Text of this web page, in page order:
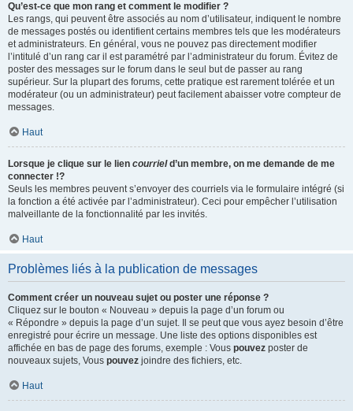
Qu’est-ce que mon rang et comment le modifier ?
Les rangs, qui peuvent être associés au nom d’utilisateur, indiquent le nombre
de messages postés ou identifient certains membres tels que les modérateurs
et administrateurs. En général, vous ne pouvez pas directement modifier
l’intitulé d’un rang car il est paramétré par l’administrateur du forum. Évitez de
poster des messages sur le forum dans le seul but de passer au rang
supérieur. Sur la plupart des forums, cette pratique est rarement tolérée et un
modérateur (ou un administrateur) peut facilement abaisser votre compteur de
messages.
Haut
Lorsque je clique sur le lien courrield’un membre, on me demande de me
connecter !?
Seuls les membres peuvent s’envoyer des courriels via le formulaire intégré (si
la fonction a été activée par l’administrateur). Ceci pour empêcher l’utilisation
malveillante de la fonctionnalité par les invités.
Haut
Problèmes liés à la publication de messages
Comment créer un nouveau sujet ou poster une réponse ?
Cliquez sur le bouton « Nouveau » depuis la page d’un forum ou
« Répondre » depuis la page d’un sujet. Il se peut que vous ayez besoin d’être
enregistré pour écrire un message. Une liste des options disponibles est
affichée en bas de page des forums, exemple : Vous pouvez poster de
nouveaux sujets, Vous pouvez joindre des fichiers, etc.
Haut